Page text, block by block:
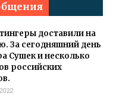
доставили на
За сегодняшний день
Сушек и несколько
российских